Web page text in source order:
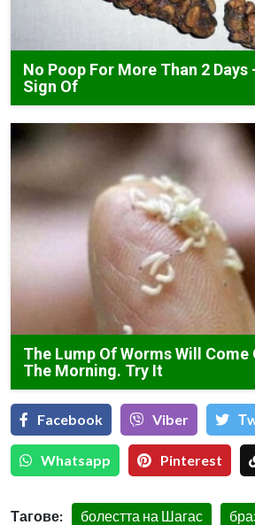
No Poop For More Than 2 Days
Sign Of
The Lump Of Worms Will Come
The Morning. Try It
Facebook Viber
Whatsapp Pinterest
Тагове: болестта на Шагас